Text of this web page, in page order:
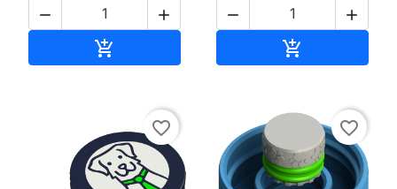
 

 

favorite_border favorite_border